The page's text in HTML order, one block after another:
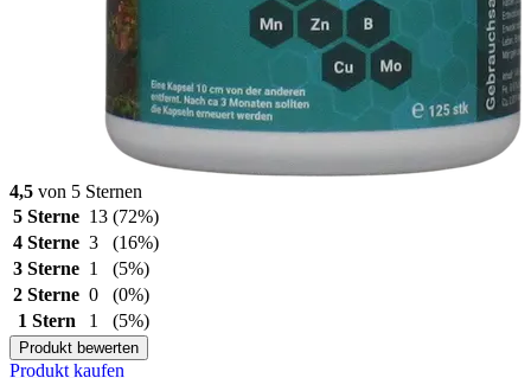
4,5 von 5 Sternen
5 Sterne 13 (72%)
4 Sterne 3
(16%)
3 Sterne 1
(5%)
2 Sterne 0
(0%)
1 Stern
1 (5%)
Produkt bewerten
Produkt kaufen